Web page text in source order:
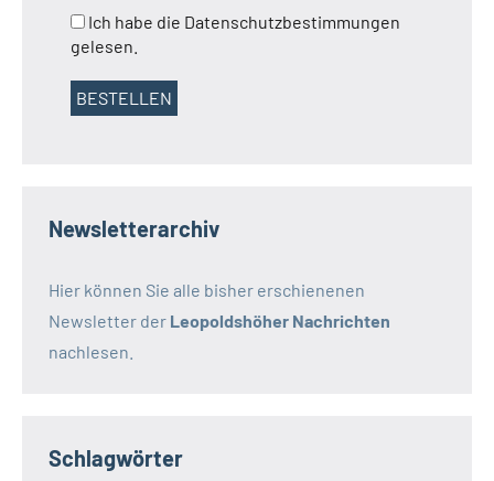
Ich habe die Datenschutzbestimmungen
gelesen.
Newsletterarchiv
Hier können Sie alle bisher erschienenen
Newsletter der Leopoldshöher Nachrichten
nachlesen.
Schlagwörter